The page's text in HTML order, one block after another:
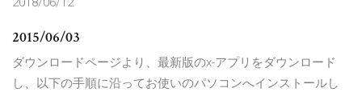
2015/06/03
ダウンロードページより、最新版のx-アプリをダウンロード
し、以下の手順に沿ってお使いのパソコンへインストールし